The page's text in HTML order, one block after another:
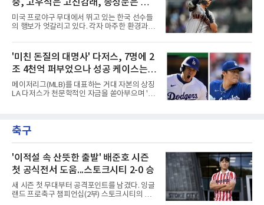
보여주느냐'를 고민해야 할 시점이다. 그런데 경
기 수를 줄이면 선수들의 연봉도 깎아야 하냐는
얘기가 나온다. 과연 프로야구 선수의 가치를 경
기 수로만 계산하는 것이 맞을까?선수들의 연봉
그리고 대체 불가능한 경쟁력에 대한 평가다.
144경기를 치른다고
중, 고우석은 고진감래, 송성문은 무
난지경... 이정후는?
미국 프로야구 무대에서 뛰고 있는 한국 선수들
의 행보가 엇갈리고 있다. 각자 마주한 환경과 현
한 이들의 사투는 저마다의 방식으로 치열하게
전개되는 중이다. 태평양 건너에서 써 내려가고
있는 다섯 선수의 성적표와 현재 처지를 사자성
어로 진단해 본다.김하성은 사면초가에 직면했
다. 잇따른 부상과 이로 인한 긴 공백기는 선수
개인에게 치명적인 타격이었다. 여기에 FA 계약
을 앞둔 시점에서 터져 나온 부진까지 겹치며,
동시에 이뤄내야 하는 그의 앞길에는 그 어느 때
보다 차갑고 무거운 시
'미친 돈질의 대명사' 다저스, 7명에 2
조 4천억 퍼부었으나 성공 케이스는
오타니와 야마모토뿐
메이저리그(MLB)를 대표하는 거대 자본의 상징
LA 다저스가 천문학적인 자금을 쏟아부으며 '스
뒤흔들겠다는 전략이었지만, 실상은 뼈아픈 부
작용만 떠안은 모양새다.다저스가 최근 몇 년간
17억 2,300만 달러에 달한다. 현재 환율을 기준
으로 환산하면 약 2조 4200억원이라는 경악스
러운 금액이다. 오직 자본의 힘만으로 메이저리
그를 정복하겠다는 프런트의 의지가 얼마나 거
대했는지를 보여주는 대목이다.그러나 이 엄청
난 투자의 승수 효과는 기대에
축구
'이적설 속 산뜻한 출발' 배준호 시즌
첫 공식전서 도움...스토크시티 2-0 승
새 시즌 첫 무대부터 공격포인트를 남겼다. 잉글
랜드 프로축구 챔피언십(2부) 스토크시티의 배